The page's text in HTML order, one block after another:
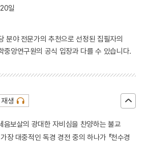
일
분야 전문가의 추천으로 선정된 집필자의
중앙연구원의 공식 입장과 다를 수 있습니다.
생
음보살의 광대한 자비심을 찬양하는 불교
장 대중적인 독경 경전 중의 하나가 『천수경